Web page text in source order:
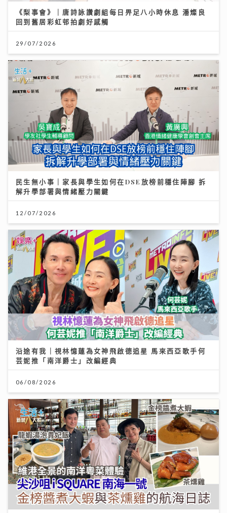
《梨事會》｜唐詩詠讚劇組每日畀足八小時休息 潘燦良
回到舊居彩虹邨拍劇好感觸
29/07/2026
民生無小事｜家長與學生如何在DSE放榜前穩住陣腳 拆
解升學部署與情緒壓力關鍵
12/07/2026
沿途有我｜視林憶蓮為女神飛啟德追星 馬來西亞歌手何
芸妮推「南洋爵士」改編經典
06/08/2026